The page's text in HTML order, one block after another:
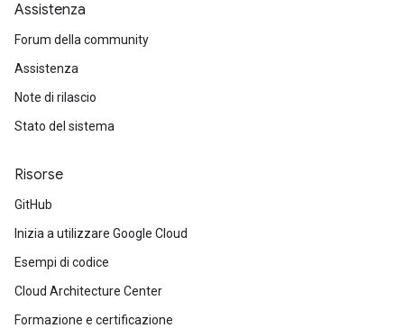
Assistenza
Forum della community
Assistenza
Note di rilascio
Stato del sistema
Risorse
GitHub
Inizia a utilizzare Google Cloud
Esempi di codice
Cloud Architecture Center
Formazione e certificazione